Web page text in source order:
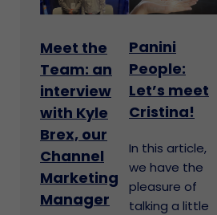
Meet the
Team: an
interview
with Kyle
Brex, our
Channel
Marketing
Manager
Panini
People:
Let’s meet
Cristina!
In this article,
we have the
pleasure of
talking a little